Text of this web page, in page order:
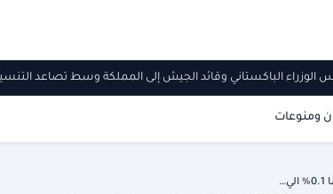
الوزراء الباكستاني وقائد الجيش إلى المملكة وسط تصاعد
ومنوعات